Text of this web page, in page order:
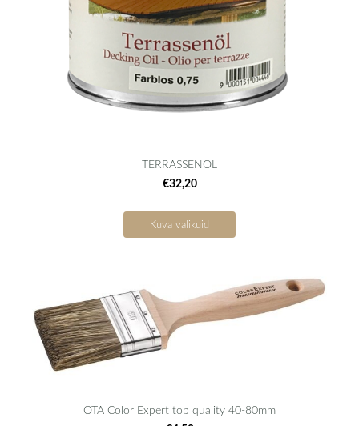
TERRASSENOL
€32,20
Kuva valikuid
OTA Color Expert top quality 40-80mm